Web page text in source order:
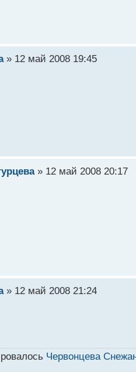
» 12 май 2008 19:45
» 12 май 2008 20:17
» 12 май 2008 21:24
Червонцева